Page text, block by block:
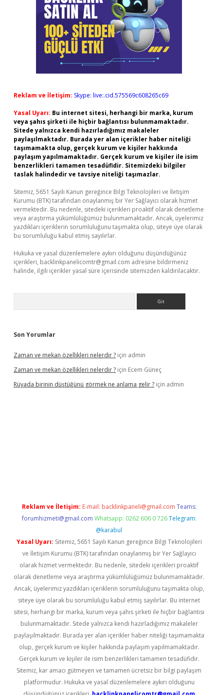
Reklam ve İletişim: Skype: live:.cid.575569c608265c69
Yasal Uyarı: Bu internet sitesi, herhangi bir marka, kurum
veya şahıs şirketi ile hiçbir bağlantısı bulunmamaktadır.
Sitede yalnızca kendi hazırladığımız makaleler
paylaşılmaktadır. Burada yer alan içerikler haber niteliği
taşımamakta olup, gerçek kurum ve kişiler hakkında
paylaşım yapılmamaktadır. Gerçek kurum ve kişiler ile isim
benzerlikleri tamamen tesadüfidir. Sitemizdeki bilgiler
taslak halindedir ve tavsiye niteliği taşımazlar.
Sitemiz, 5651 Sayılı Kanun gereğince Bilgi Teknolojileri ve İletişim
Kurumu (BTK) tarafından onaylanmış bir Yer Sağlayıcı olarak hizmet
vermektedir. Bu nedenle, sitedeki içerikleri proaktif olarak denetleme
veya araştırma yükümlülüğümüz bulunmamaktadır. Ancak, üyelerimiz
yazdıkları içeriklerin sorumluluğunu taşımakta olup, siteye üye olarak
bu sorumluluğu kabul etmiş sayılırlar.
Hukuka ve yasal düzenlemelere aykırı olduğunu düşündüğünüz
içerikleri, backlinkpanelicomtr@gmail.com adresine bildirmeniz
halinde, ilgili içerikler yasal süre içerisinde sitemizden kaldırılacaktır.
Son Yorumlar
Zaman ve mekan özellikleri nelerdir ? için admin
Zaman ve mekan özellikleri nelerdir ? için Ecem Güneç
Rüyada birinin düştüğünü görmek ne anlama gelir ? için admin
Reklam ve İletişim: E-mail: backlinkpaneli@gmail.com Teams:
forumhizmeti@gmail.com Whatsapp: 0262 606 0 726 Telegram:
@karabul
Yasal Uyarı: Sitemiz, 5651 Sayılı Kanun gereğince Bilgi Teknolojileri
ve İletişim Kurumu (BTK) tarafından onaylanmış bir Yer Sağlayıcı
olarak hizmet vermektedir. Bu nedenle, sitedeki içerikleri proaktif
olarak denetleme veya araştırma yükümlülüğümüz bulunmamaktadır.
Ancak, üyelerimiz yazdıkları içeriklerin sorumluluğunu taşımakta olup,
siteye üye olarak bu sorumluluğu kabul etmiş sayılırlar. Bu internet
sitesi, herhangi bir marka, kurum veya şahıs şirketi ile hiçbir bağlantısı
bulunmamaktadır. Sitede yalnızca kendi hazırladığımız makaleler
paylaşılmaktadır. Burada yer alan içerikler haber niteliği taşımamakta
olup, gerçek kurum ve kişiler hakkında paylaşım yapılmamaktadır.
Gerçek kurum ve kişiler ile isim benzerlikleri tamamen tesadüfidir.
Sitemiz, kar amacı gütmeyen ve tamamen ücretsiz bir bilgi paylaşım
platformudur. Hukuka ve yasal düzenlemelere aykırı olduğunu